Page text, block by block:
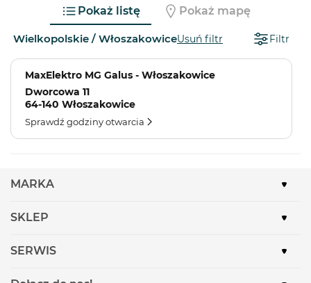
Pokaż listę Pokaż mapę
Wielkopolskie / WłoszakowiceUsuń filtr Filtr
MaxElektro MG Galus - Włoszakowice
Dworcowa 11
64-140 Włoszakowice
Sprawdź godziny otwarcia
MARKA
SKLEP
SERWIS